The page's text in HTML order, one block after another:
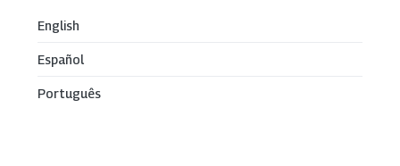
English
Español
Português